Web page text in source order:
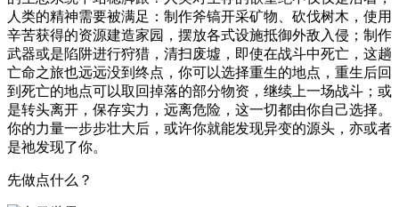
人类的精神需要被满足：制作斧镐开采矿物、砍伐树木，使用
辛苦获得的资源建造家园，摆放各式设施抵御外敌入侵；制作
武器或是陷阱进行狩猎，清扫废墟，即使在战斗中死亡，这趟
亡命之旅也远远没到终点，你可以选择重生的地点，重生后回
到死亡的地点可以取回掉落的部分物资，继续上一场战斗；或
是转头离开，保存实力，远离危险，这一切都由你自己选择。
你的力量一步步壮大后，或许你就能发现异变的源头，亦或者
是祂发现了你。
先做点什么？